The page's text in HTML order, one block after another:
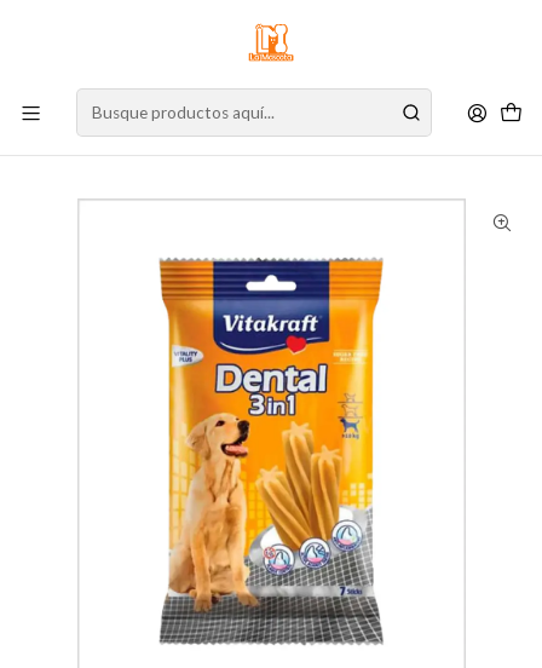
Nuestro stock online es independiente de la tienda física.
Compre por la web para garantizar sus productos y espere nuestra
Inicio Perro Alimento para Perros
Dentales
Vitakraft Dental 3 en 1 Medium